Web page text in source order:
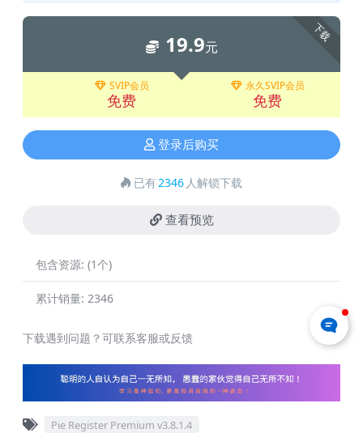
下载
19.9元
SVIP会员
免费
永久SVIP会员
免费
登录后购买
已有2346 人解锁下载
查看预览
包含资源: (1个)
累计销量: 2346
下载遇到问题？可联系客服或反馈
Pie Register Premium v3.8.1.4